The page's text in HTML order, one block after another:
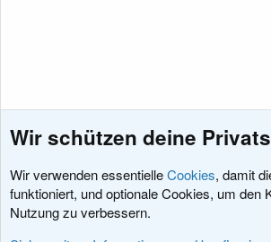
Diskussionen rund um XenForo
Wir schützen deine
Wir verwenden essentielleCookies, damit
funktioniert, und optionale Cookies, um den
Nutzung zu verbessern.